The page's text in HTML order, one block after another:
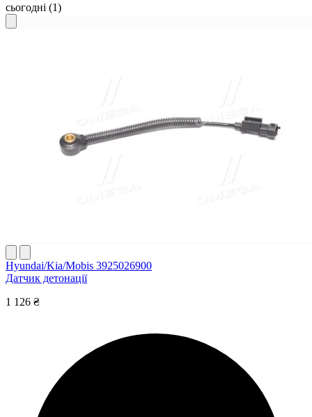
сьогодні (1)
Hyundai/Kia/Mobis 3925026900
Датчик детонації
1 126 ₴